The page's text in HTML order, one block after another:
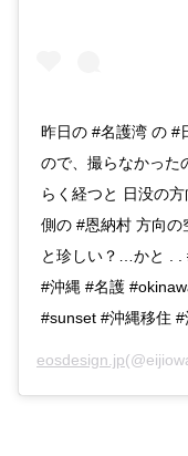
昨日の #名護湾 の #
ので、撮らなかっ
らく経つと 日没の
側の #恩納村 方向の
と珍しい？…かと . .
#沖縄 #名護
#sunset #沖縄移住
eosdesign.jp